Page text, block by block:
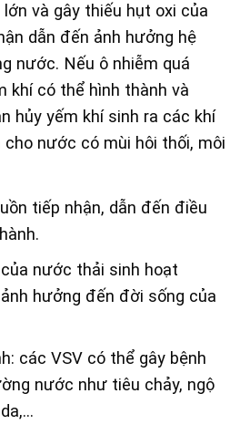
và gây thiếu hụt oxi của
dẫn đến ảnh hưởng hệ
nước. Nếu ô nhiễm quá
khí có thể hình thành và
hủy yếm khí sinh ra các khí
cho nước có mùi hôi thối, môi
tiếp nhận, dẫn đến điều
nước thải sinh hoạt
hưởng đến đời sống của
các VSV có thể gây bệnh
nước như tiêu chảy, ngộ